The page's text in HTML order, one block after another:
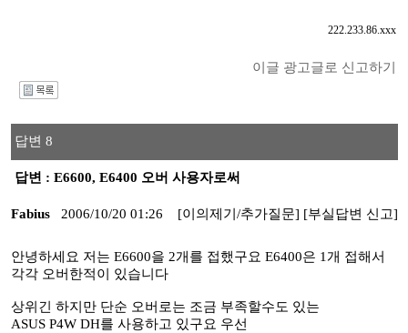
222.233.86.xxx
이글 광고글로 신고하기
답변 8
답변 : E6600, E6400 오버 사용자로써
Fabius 2006/10/20 01:26 [이의제기/추가질문] [부실답변 신고]
안녕하세요 저는 E6600을 2개를 접했구요 E6400은 1개 접해서
각각 오버한적이 있습니다
상위긴 하지만 단순 오버로는 조금 부족할수도 있는
ASUS P4W DH를 사용하고 있구요 우선